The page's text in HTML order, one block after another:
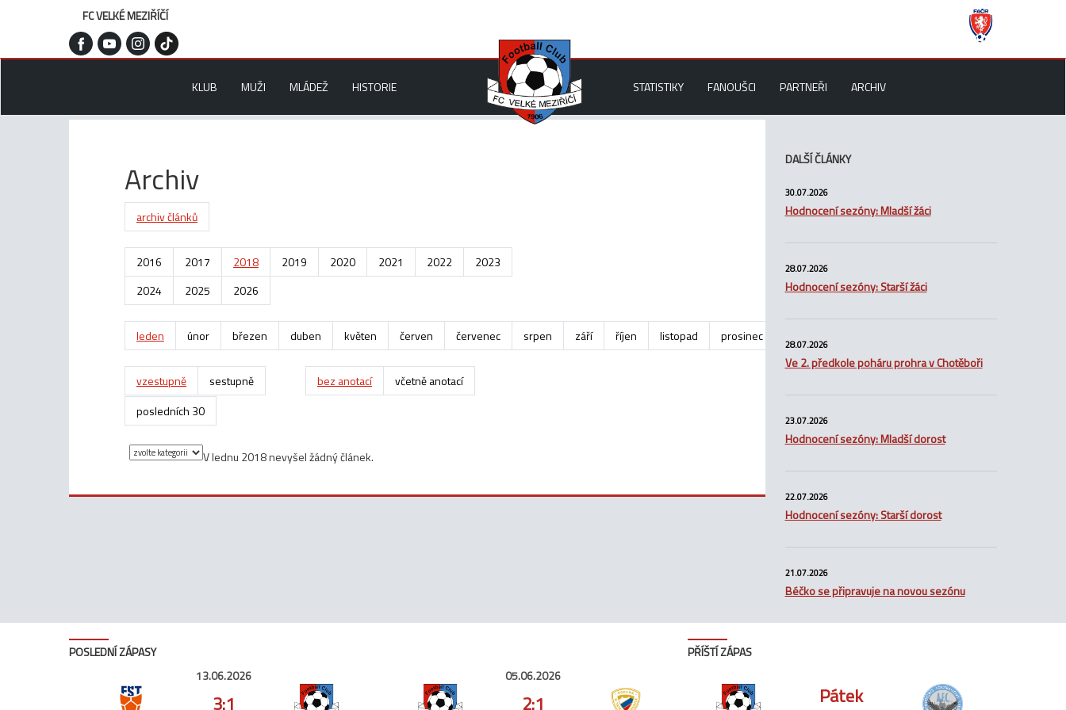
FC VELKÉ MEZIŘÍČÍ
KLUB MUŽI MLÁDEŽ HISTORIE STATISTIKY FANOUŠCI PARTNEŘI ARCHIV
Archiv
archiv článků
2016 2017 2018 2019 2020 2021 2022
2023
2024
2025 2026
leden únor březen duben květen červen červenec srpen září říjen listopad prosinec
vzestupně sestupně bez anotací
včetně anotací
posledních 30
V lednu 2018 nevyšel žádný článek.
DALŠÍ ČLÁNKY
30.07.2026
Hodnocení sezóny: Mladší žáci
28.07.2026
Hodnocení sezóny: Starší žáci
28.07.2026
Ve 2. předkole poháru prohra v Chotěboři
23.07.2026
Hodnocení sezóny: Mladší dorost
22.07.2026
Hodnocení sezóny: Starší dorost
21.07.2026
Béčko se připravuje na novou sezónu
POSLEDNÍ ZÁPASY
13.06.2026
3:1
05.06.2026
2:1
PŘÍŠTÍ ZÁPAS
Pátek